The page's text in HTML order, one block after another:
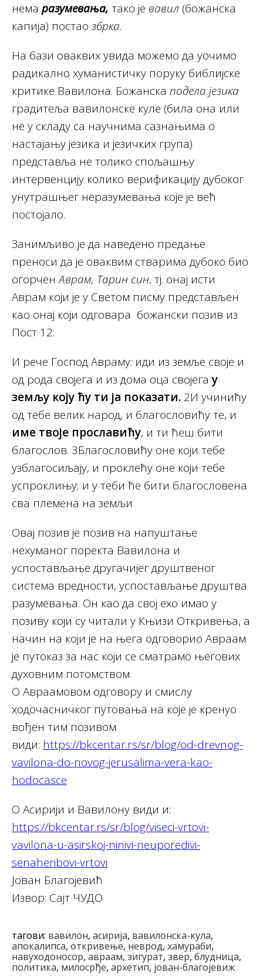
нема разумевања, тако је вавил (божанска
капија) постао збрка.
На бази оваквих увида можемо да уочимо
радикално хуманистичку поруку библијске
критике Вавилона. Божанска подела језика
градитеља вавилонске куле (била она или
не у складу са научнима сазнањима о
настајању језика и језичких група)
представља не толико спољашњу
интервенцију колико верификацију дубоког
унутрашњег неразумевања које је већ
постојало.
Занимљиво је да наведено предање
преноси да је оваквим стварима дубоко био
огорченАврам, Тарин син, тј. онај исти
Аврам који је у Светом писму представљен
као онај који одговара божански позив из
Пост 12:
И рече Господ Авраму: иди из земље своје и
од рода својега и из дома оца својегау
земљу коју ћу ти ја показати. 2И учинићу
од тебе велик народ, и благословићу те, и
име твоје прославићу, и ти ћеш бити
благослов. 3Благословићу оне који тебе
узблагосиљају, и проклећу оне који тебе
успроклињу; и у теби ће бити благословена
сва племена на земљи
Oвај позив је позив на напуштање
нехуманог поректа Вавилона и
успостављање другачијег друштвеног
система вредности, успостављање друштва
разумевања. Он као да свој ехо имао у
позиву који су читали у Књизи Откривења, а
начин на који је на њега одговорио Авраам
је путоказ за нас који се сматрамо његових
духовним потомством.
О Авраамовом одговору и смислу
ходочасничког путовања на које је кренуо
вођен тим позивом
види: https://bkcentar.rs/sr/blog/od-drevnog-
vavilona-do-novog-jerusalima-vera-kao-
hodocasce
О Асирији и Вавилону види и:
https://bkcentar.rs/sr/blog/viseci-vrtovi-
vavilona-u-asirskoj-ninivi-neuporedivi-
senaheribovi-vrtovi
Јован Благојевић
Извор: Сајт ЧУДО
тагови: вавилон, асирија, вавилонска-кула,
апокалипса, откривење, неврод, хамураби,
навуходоносор, авраам, зигурат, звер, блудница,
политика, милосрђе, архетип, јован-благојевиж